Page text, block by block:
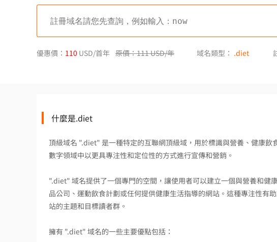
優惠價： 110 USD/首年 原價：111 USD/年 域名類型： .diet
什麼是.diet
頂級域名 ".diet" 是一種特定的互聯網頂級域，用於標識與營養、健康
數字領域中以更具專注性和定位性的方式進行宣傳和營銷。
".diet" 域名提供了一個專門的空間，讓使用者可以建立一個與營養和健
品公司、運動飲食計劃或任何提供健康生活指導的網站。這種專注性有
站的主題和目標讀者群。
擁有 ".diet" 域名的一些主要優點包括：